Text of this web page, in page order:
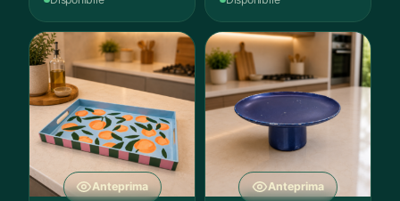
Anteprima Anteprima